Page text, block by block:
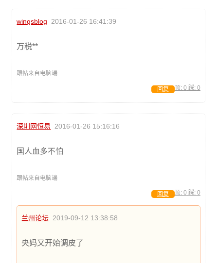
wingsblog 2016-01-26 16:41:39
万税**
跟帖来自电脑端
顶: 0 踩: 0
回复
深圳网恒易 2016-01-26 15:16:16
国人血多不怕
跟帖来自电脑端
顶: 0 踩: 0
回复
兰州论坛 2019-09-12 13:38:58
央妈又开始调皮了